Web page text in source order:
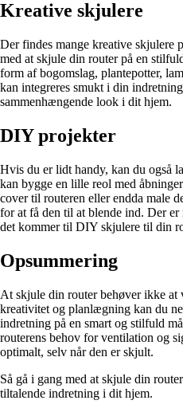
Kreative skjulere
Der findes mange kreative skjulere
med at skjule din router på en
form af bogomslag, plantepotter,
kan integreres smukt i din
sammenhængende look i dit hjem.
DIY projekter
Hvis du er lidt handy, kan du også
kan bygge en lille reol med
cover til routeren eller endda male
for at få den til at blende ind. Der
det kommer til DIY skjulere til din
Opsummering
At skjule din router behøver ikke
kreativitet og planlægning kan du
indretning på en smart og stilfuld
routerens behov for ventilation og
optimalt, selv når den er skjult.
Så gå i gang med at skjule din
tiltalende indretning i dit hjem.